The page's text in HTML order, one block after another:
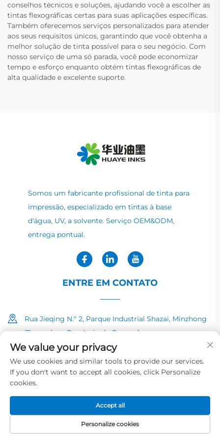
conselhos técnicos e soluções, ajudando você a escolher as
tintas flexográficas certas para suas aplicações específicas.
Também oferecemos serviços personalizados para atender
aos seus requisitos únicos, garantindo que você obtenha a
melhor solução de tinta possível para o seu negócio. Com
nosso serviço de uma só parada, você pode economizar
tempo e esforço enquanto obtém tintas flexográficas de
alta qualidade e excelente suporte.
Somos um fabricante profissional de tinta para
impressão, especializado em tintas à base
d'água, UV, a solvente. Serviço OEM&ODM,
entrega pontual.
ENTRE EM CONTATO
Rua Jieqing N.º 2, Parque Industrial Shazai, Minzhong
Zhongshan, Província de Guangdong
+86-13726040081
[email protected]
Direitos autorais © 2025 por HUAYE INK&PAINT CO.,LTD
Política de Privacidade
We value your privacy
We use cookies and similar tools to provide our services.
If you don't want to accept all cookies, click Personalize
cookies.
Personalize cookies
Accept all